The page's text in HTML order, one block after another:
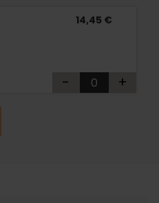
14,45 €
- +